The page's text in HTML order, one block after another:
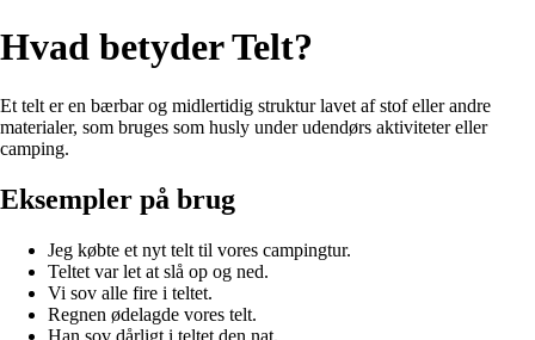
Hvad betyder Telt?
Et telt er en bærbar og midlertidig struktur lavet af stof eller andre
materialer, som bruges som husly under udendørs aktiviteter eller
camping.
Eksempler på brug
Jeg købte et nyt telt til vores campingtur.
Teltet var let at slå op og ned.
Vi sov alle fire i teltet.
Regnen ødelagde vores telt.
Han sov dårligt i teltet den nat.